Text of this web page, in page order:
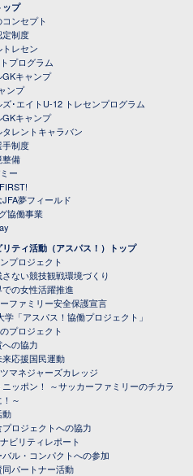
ップ
ンセプト
定制度
レセン
プログラム
キャンプ
ンプ
･エイトU-12 トレセンプログラム
GKキャンプ
レントキャラバン
制度
整備
ー
夢フィールド
協働事業
ティ活動（アスパス！）トップ
プロジェクト
ない競技観戦環境づくり
の女性活躍推進
ファミリー安全保護宣言
学「アスパス！協働プロジェクト」
プロジェクト
の協力
来応援国民運動
マネジャーズカレッジ
ッポン！ ～サッカーファミリーのチカラ
～
動
プロジェクトへの協力
ビリティレポート
ル・コンパクトへの参加
パートナー活動